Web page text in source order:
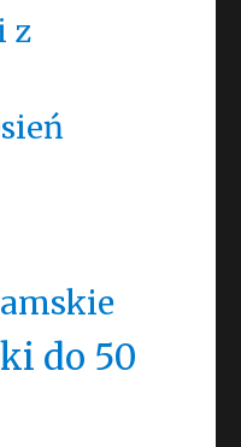
z
do 50